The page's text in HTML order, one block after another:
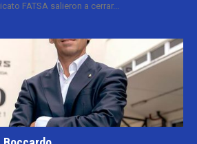
FATSA salieron a cerrar...